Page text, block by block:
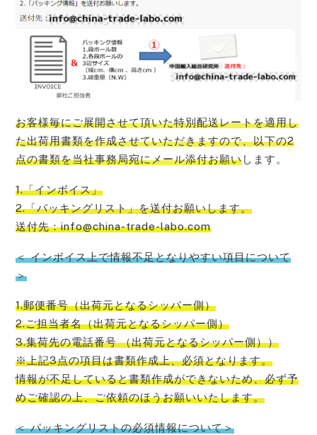
お客様毎にご展開させて頂いた特別配送レートを適用し
た出荷用書類を作成させていただきますので、以下の2
点の書類を当社事務局宛にメール添付お願いします。
1.「インボイス」
2.「パッキングリスト」を送付お願いします。
送付先：info@china-trade-labo.com
＜ インボイス上で情報不足となりやすい項目について
＞
1.郵便番号（出荷元となるシッパー側）
2.ご担当者名（出荷元となるシッパー側）
3.集荷先の電話番号 （出荷元となるシッパー側））
※上記3点の項目は書類作成上、必須となります。
情報が不足していると書類作成ができないため、必ず予
めご確認の上、ご依頼のほうお願いいたします。
＜ パッキングリストの必須情報について＞